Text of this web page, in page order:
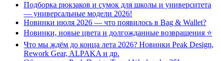
Подборка рюкзаков и сумок для школы и университета
— универсальные модели 2026!
Новинки июля 2026 — что появилось в Bag & Wallet?
Новинки, новые цвета и долгожданные возвращения ⭐️
Что мы ждём до конца лета 2026? Новинки Peak Design,
Rework Gear, ALPAKA и др.